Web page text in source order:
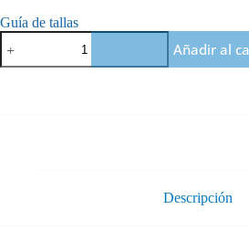
Guía de tallas
Sudadera
premium
Orbayu
Añadir al
Descripción